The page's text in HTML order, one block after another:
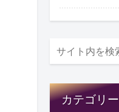
カテゴリー